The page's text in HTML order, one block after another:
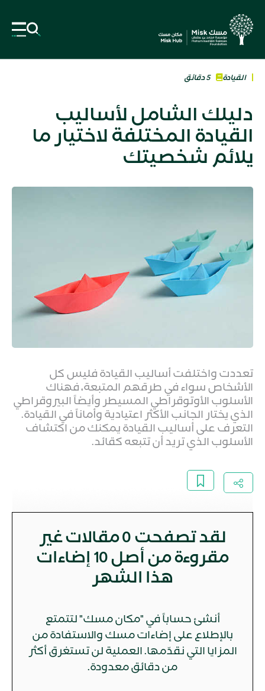
القيادة 5 دقائق
دليلك الشامل لأساليب
القيادة المختلفة لاختيار ما
يلائم شخصيتك
تعددت واختلفت أساليب القيادة فليس كل
الأشخاص سواء في طرقهم المتبعة، فهناك
الأسلوب الأوتوقراطي المسيطر وأيضاً البيروقراطي
الذي يختار الجانب الأكثر اعتيادية وأماناً في القيادة.
التعرف على أساليب القيادة يمكنك من اكتشاف
الأسلوب الذي تريد أن تتبعه كقائد.
لقد تصفحت 0مقالات غير
مقروءة من أصل 10 إضاءات
هذا الشهر
أنشئ حساباً في "مكان مسك" لتتمتع
بالإطلاع على إضاءات مسك والاستفادة من
المزايا التي نقدّمها. العملية لن تستغرق أكثر
من دقائق معدودة.